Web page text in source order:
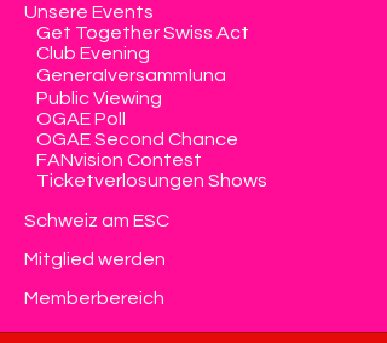
Unsere Events
Get Together Swiss Act
Club Evening
Generalversammlung
Public Viewing
OGAE Poll
OGAE Second Chance
FANvision Contest
Ticketverlosungen Shows
Schweiz am ESC
Mitglied werden
Memberbereich